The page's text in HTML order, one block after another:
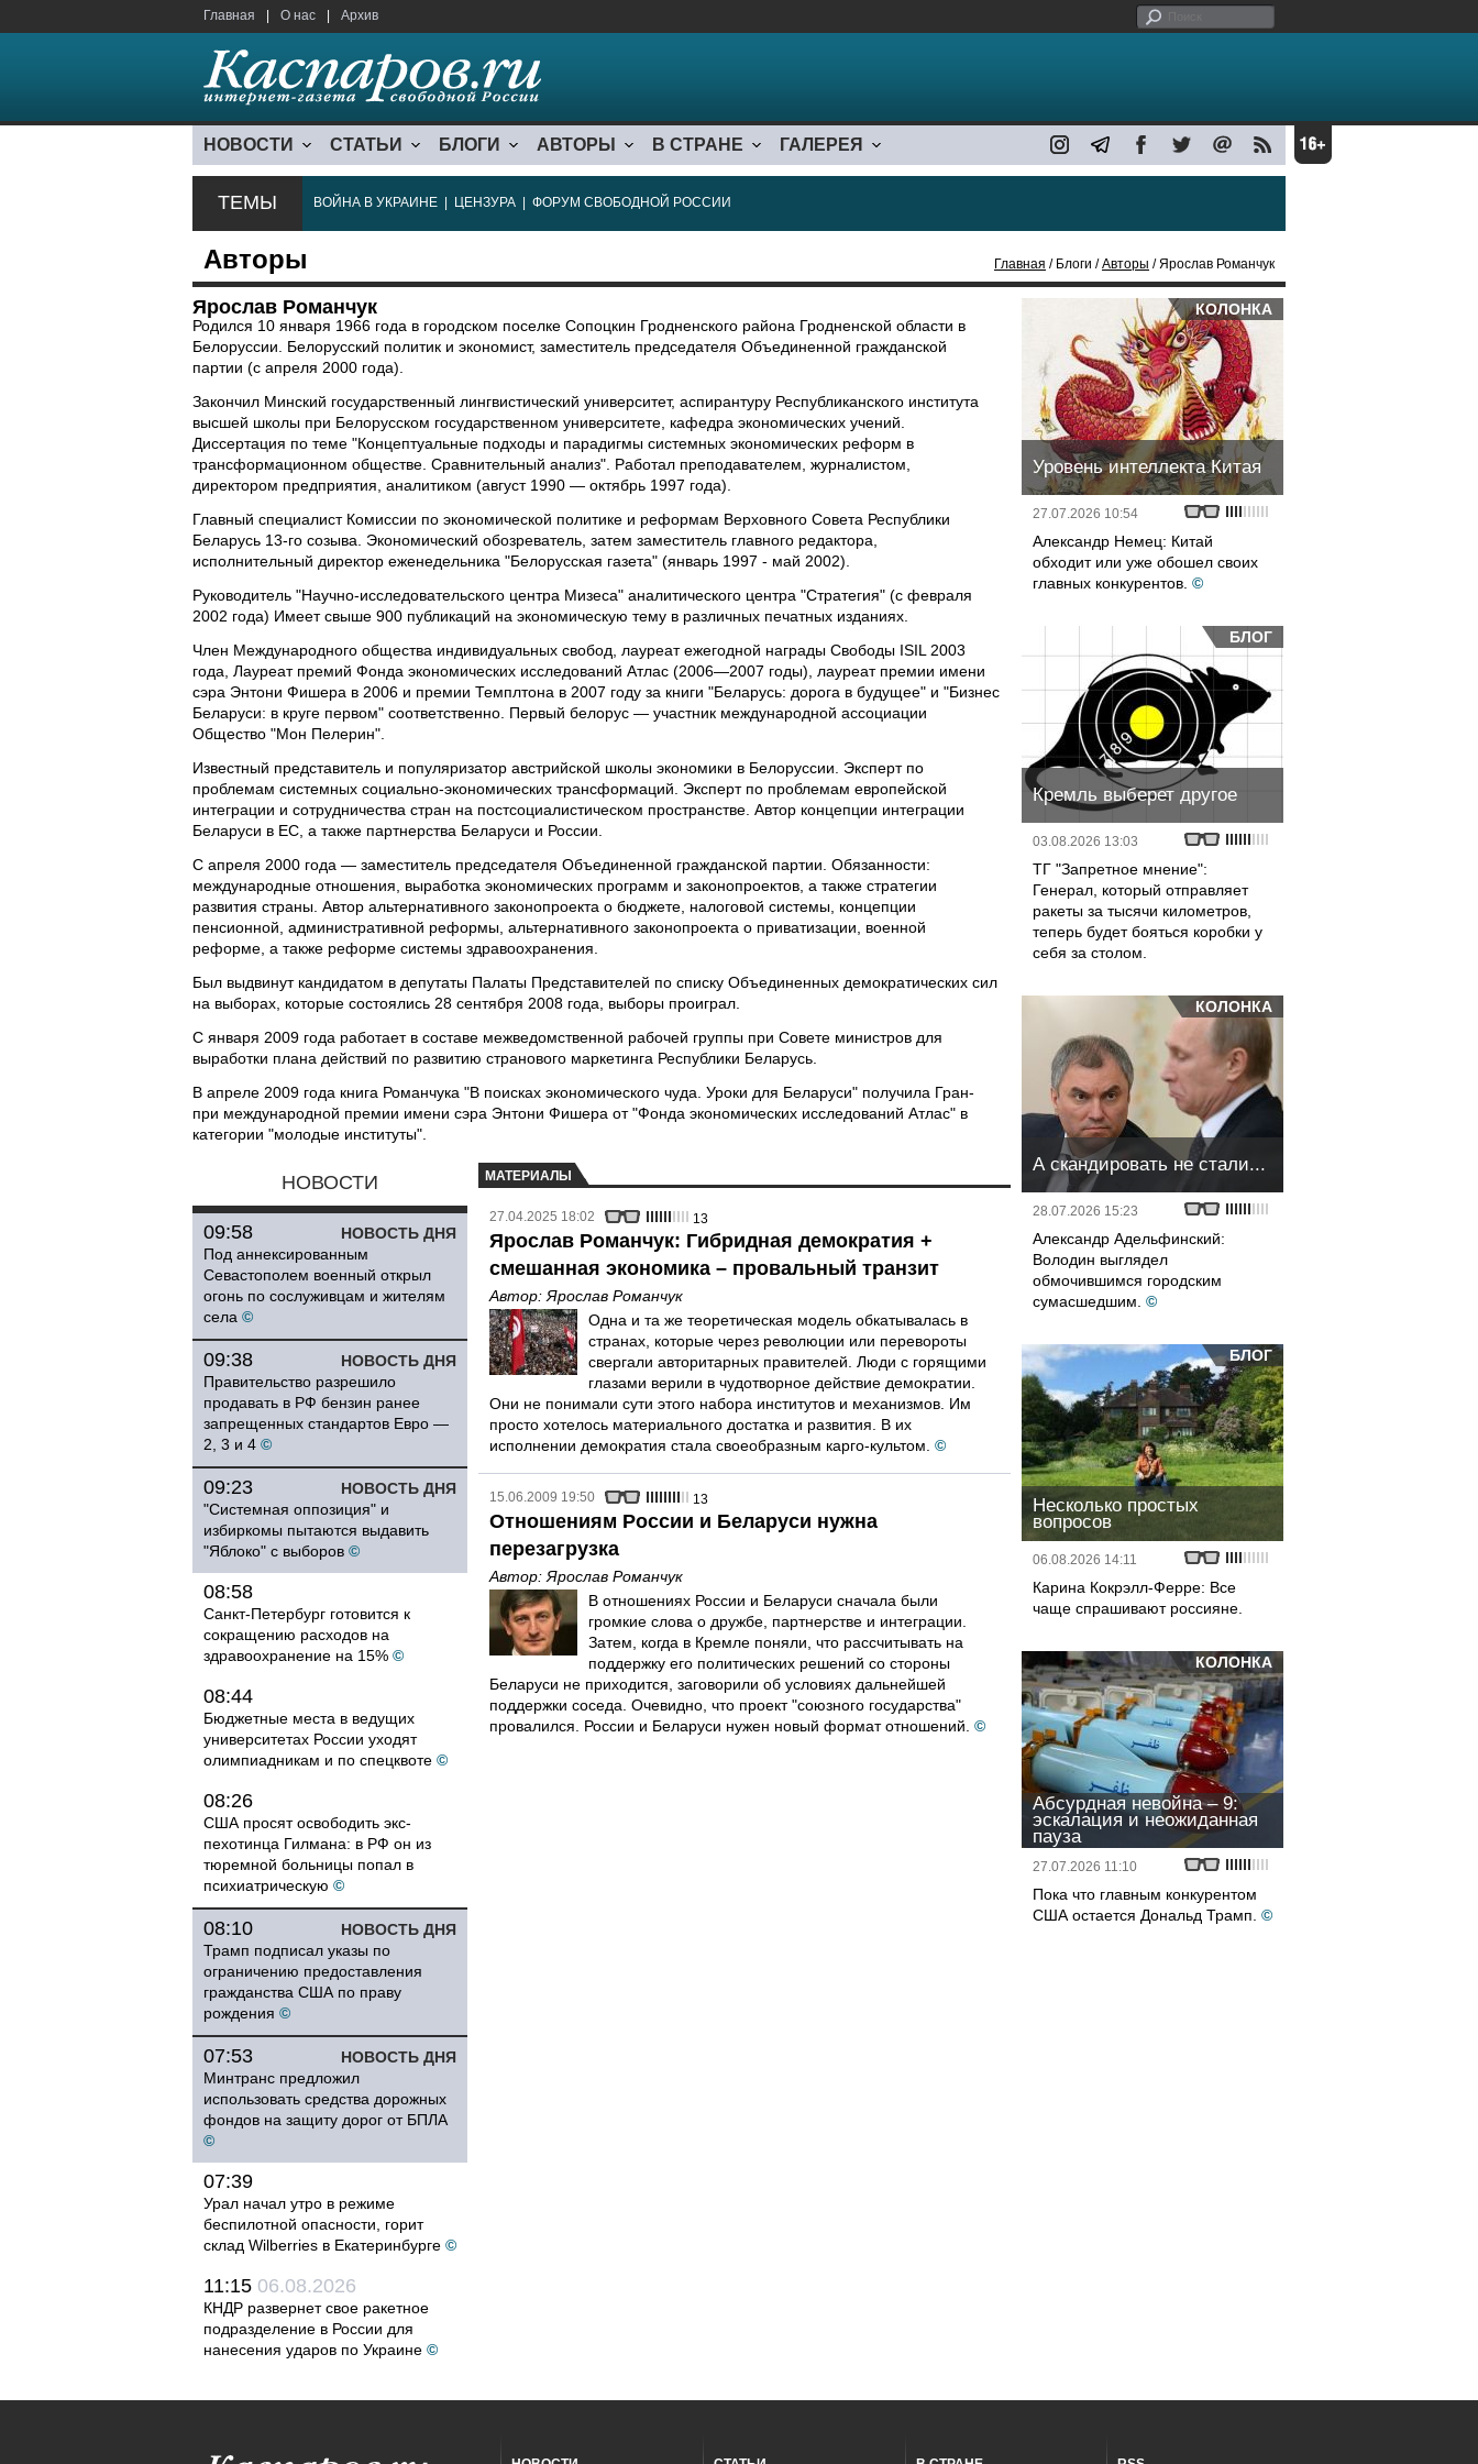
Главная О нас Архив
НОВОСТИ СТАТЬИ БЛОГИ АВТОРЫ В СТРАНЕ ГАЛЕРЕЯ
ТЕМЫ ВОЙНА В УКРАИНЕ ЦЕНЗУРА ФОРУМ СВОБОДНОЙ РОССИИ
Авторы Главная / Блоги /Авторы / Ярослав Романчук
Ярослав Романчук
Родился 10 января 1966 года в городском поселке Сопоцкин Гродненского района Гродненской области в
Белоруссии. Белорусский политик и экономист, заместитель председателя Объединенной гражданской
партии (с апреля 2000 года).
Закончил Минский государственный лингвистический университет, аспирантуру Республиканского института
высшей школы при Белорусском государственном университете, кафедра экономических учений.
Диссертация по теме "Концептуальные подходы и парадигмы системных экономических реформ в
трансформационном обществе. Сравнительный анализ". Работал преподавателем, журналистом,
директором предприятия, аналитиком (август 1990 — октябрь 1997 года).
Главный специалист Комиссии по экономической политике и реформам Верховного Совета Республики
Беларусь 13-го созыва. Экономический обозреватель, затем заместитель главного редактора,
исполнительный директор еженедельника "Белорусская газета" (январь 1997 - май 2002).
Руководитель "Научно-исследовательского центра Мизеса" аналитического центра "Стратегия" (с февраля
2002 года) Имеет свыше 900 публикаций на экономическую тему в различных печатных изданиях.
Член Международного общества индивидуальных свобод, лауреат ежегодной награды Свободы ISIL 2003
года, Лауреат премий Фонда экономических исследований Атлас (2006—2007 годы), лауреат премии имени
сэра Энтони Фишера в 2006 и премии Темплтона в 2007 году за книги "Беларусь: дорога в будущее" и "Бизнес
Беларуси: в круге первом" соответственно. Первый белорус — участник международной ассоциации
Общество "Мон Пелерин".
Известный представитель и популяризатор австрийской школы экономики в Белоруссии. Эксперт по
проблемам системных социально-экономических трансформаций. Эксперт по проблемам европейской
интеграции и сотрудничества стран на постсоциалистическом пространстве. Автор концепции интеграции
Беларуси в ЕС, а также партнерства Беларуси и России.
С апреля 2000 года — заместитель председателя Объединенной гражданской партии. Обязанности:
международные отношения, выработка экономических программ и законопроектов, а также стратегии
развития страны. Автор альтернативного законопроекта о бюджете, налоговой системы, концепции
пенсионной, административной реформы, альтернативного законопроекта о приватизации, военной
реформе, а также реформе системы здравоохранения.
Был выдвинут кандидатом в депутаты Палаты Представителей по списку Объединенных демократических сил
на выборах, которые состоялись 28 сентября 2008 года, выборы проиграл.
С января 2009 года работает в составе межведомственной рабочей группы при Совете министров для
выработки плана действий по развитию странового маркетинга Республики Беларусь.
В апреле 2009 года книга Романчука "В поисках экономического чуда. Уроки для Беларуси" получила Гран-
при международной премии имени сэра Энтони Фишера от "Фонда экономических исследований Атлас" в
категории "молодые институты".
НОВОСТИ
НОВОСТЬ ДНЯ
09:58
Под аннексированным
Севастополем военный открыл
огонь по сослуживцам и жителям
села ©
НОВОСТЬ ДНЯ
09:38
Правительство разрешило
продавать в РФ бензин ранее
запрещенных стандартов Евро —
2, 3 и 4 ©
НОВОСТЬ ДНЯ
09:23
"Системная оппозиция" и
избиркомы пытаются выдавить
"Яблоко" с выборов ©
08:58
Санкт-Петербург готовится к
сокращению расходов на
здравоохранение на 15% ©
08:44
Бюджетные места в ведущих
университетах России уходят
олимпиадникам и по спецквоте ©
08:26
США просят освободить экс-
пехотинца Гилмана: в РФ он из
тюремной больницы попал в
психиатрическую ©
НОВОСТЬ ДНЯ
08:10
Трамп подписал указы по
ограничению предоставления
гражданства США по праву
рождения ©
НОВОСТЬ ДНЯ
07:53
Минтранс предложил
использовать средства дорожных
фондов на защиту дорог от БПЛА
©
07:39
Урал начал утро в режиме
беспилотной опасности, горит
склад Wilberries в Екатеринбурге ©
11:15 06.08.2026
КНДР развернет свое ракетное
подразделение в России для
нанесения ударов по Украине ©
МАТЕРИАЛЫ
27.04.2025 18:02 13
Ярослав Романчук: Гибридная демократия +
смешанная экономика – провальный транзит
Автор: Ярослав Романчук
Одна и та же теоретическая модель обкатывалась в
странах, которые через революции или перевороты
свергали авторитарных правителей. Люди с горящими
глазами верили в чудотворное действие демократии.
Они не понимали сути этого набора институтов и механизмов. Им
просто хотелось материального достатка и развития. В их
исполнении демократия стала своеобразным карго-культом. ©
15.06.2009 19:50 13
Отношениям России и Беларуси нужна
перезагрузка
Автор: Ярослав Романчук
В отношениях России и Беларуси сначала были
громкие слова о дружбе, партнерстве и интеграции.
Затем, когда в Кремле поняли, что рассчитывать на
поддержку его политических решений со стороны
Беларуси не приходится, заговорили об условиях дальнейшей
поддержки соседа. Очевидно, что проект "союзного государства"
провалился. России и Беларуси нужен новый формат отношений. ©
КОЛОНКА
Уровень интеллекта Китая
27.07.2026 10:54
Александр Немец: Китай
обходит или уже обошел своих
главных конкурентов. ©
БЛОГ
Кремль выберет другое
03.08.2026 13:03
ТГ "Запретное мнение":
Генерал, который отправляет
ракеты за тысячи километров,
теперь будет бояться коробки у
себя за столом.
КОЛОНКА
А скандировать не стали...
28.07.2026 15:23
Александр Адельфинский:
Володин выглядел
обмочившимся городским
сумасшедшим. ©
БЛОГ
Несколько простых
вопросов
06.08.2026 14:11
Карина Кокрэлл-Ферре: Все
чаще спрашивают россияне.
КОЛОНКА
Абсурдная невойна – 9:
эскалация и неожиданная
пауза
27.07.2026 11:10
Пока что главным конкурентом
США остается Дональд Трамп. ©